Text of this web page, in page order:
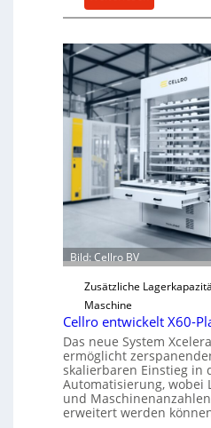
M
c
h
n
i
s
c
h
e
Ü
r
a
s
t
s
c
Bild: Cellro BV
Zusätzliche
Maschine
Cellro entwickelt X60-
Das neue System
ermöglicht
skalierbaren Einstieg in
Automatisierung, wobei
und
erweitert werden